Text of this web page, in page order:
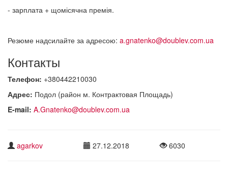
- зарплата + щомісячна премія.
Резюме надсилайте за адресою: a.gnatenko@doublev.com.ua
Контакты
Телефон: +380442210030
Адрес: Подол (район м. Контрактовая Площадь)
E-mail: A.Gnatenko@doublev.com.ua
agarkov 27.12.2018 6030